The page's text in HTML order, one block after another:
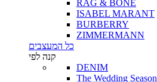
RAG & BONE
ISABEL MARANT
BURBERRY
ZIMMERMANN
כל המעצבים
קנה לפי
DENIM
The Wedding Season